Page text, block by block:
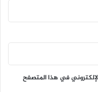
في هذا المتصفح